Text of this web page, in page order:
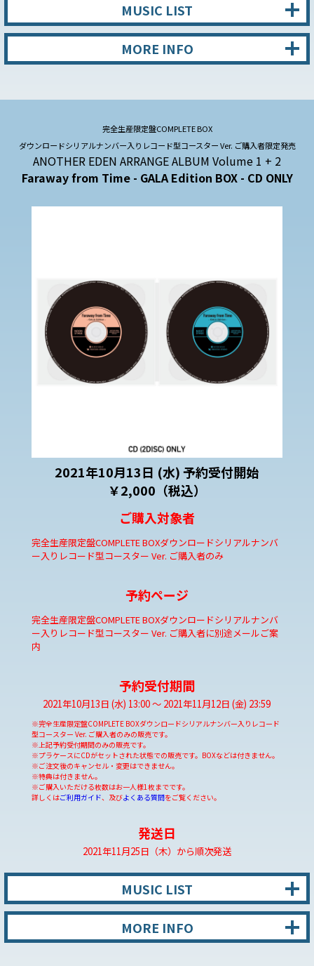
MUSIC LIST
MORE INFO
完全生産限定盤COMPLETE BOX
ダウンロードシリアルナンバー入りレコード型コースター Ver. ご購入者限定発売
ANOTHER EDEN ARRANGE ALBUM Volume 1 + 2
Faraway from Time - GALA Edition BOX - CD ONLY
2021年10月13日 (水) 予約受付開始
￥2,000（税込）
ご購入対象者
完全生産限定盤COMPLETE BOXダウンロードシリアルナンバ
ー入りレコード型コースター Ver. ご購入者のみ
予約ページ
完全生産限定盤COMPLETE BOXダウンロードシリアルナンバ
ー入りレコード型コースター Ver. ご購入者に別途メールご案
内
予約受付期間
2021年10月13日 (水) 13:00 〜 2021年11月12日 (金) 23:59
※完全生産限定盤COMPLETE BOXダウンロードシリアルナンバー入りレコード
型コースター Ver. ご購入者のみの販売です。
※上記予約受付期間のみの販売です。
※プラケースにCDがセットされた状態での販売です。BOXなどは付きません。
※ご注文後のキャンセル・変更はできません。
※特典は付きません。
※ご購入いただける枚数はお一人様1枚までです。
詳しくはご利用ガイド、及びよくある質問をご覧ください。
発送日
2021年11月25日（木）から順次発送
MUSIC LIST
MORE INFO